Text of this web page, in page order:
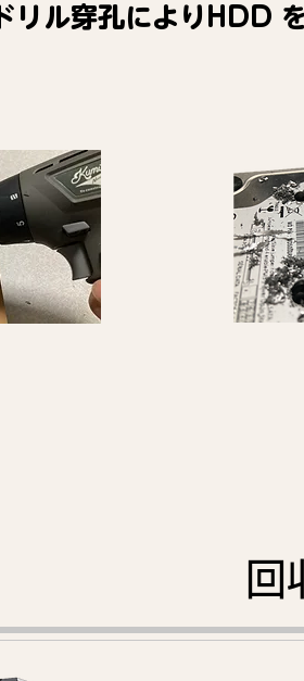
ドリル穿孔によりHDD
回